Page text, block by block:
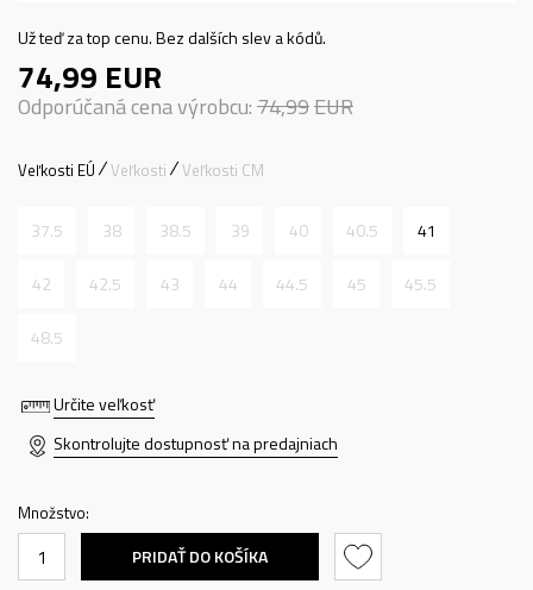
Už teď za top cenu. Bez dalších slev a kódů.
74,99 EUR
Odporúčaná cena výrobcu:74,99EUR
Určite veľkosť
Veľkosti EÚ Veľkosti Veľkosti CM
37.5 38 38.5 39 40 40.5 41
42 42.5 43 44 44.5 45 45.5
48.5
Skontrolujte dostupnosť na predajniach
Množstvo:
PRIDAŤ DO KOŠÍKA